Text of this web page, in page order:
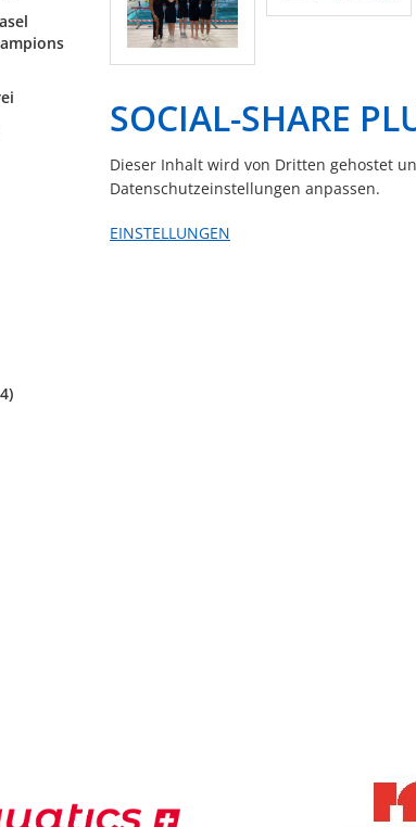
SOCIAL-SHARE
Dieser Inhalt wird von Dritten gehostet
Datenschutzeinstellungen anpassen.
EINSTELLUNGEN